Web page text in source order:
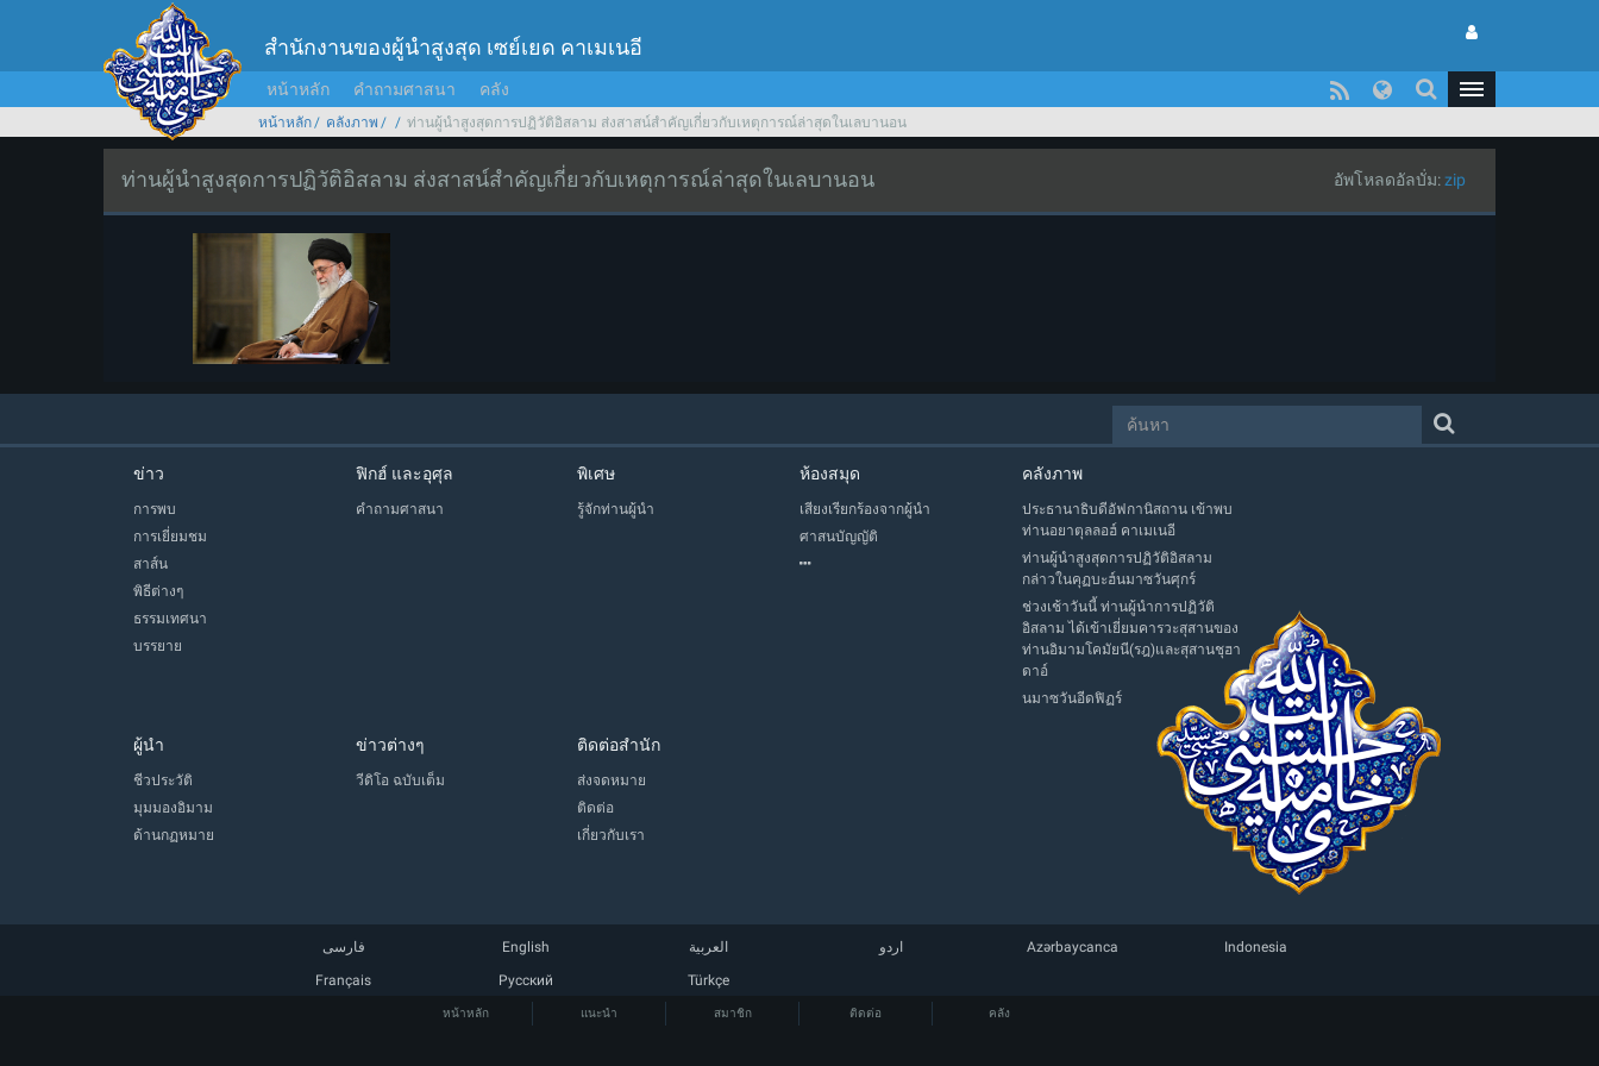
สำนักงานของผู้นำสูงสุด เซย์เยด คาเมเนอี
หน้าหลัก คำถามศาสนา คลัง
หน้าหลัก คลังภาพ ท่านผู้นำสูงสุดการปฏิวัติอิสลาม ส่งสาสน์สำคัญเกี่ยวกับเหตุการณ์ล่าสุดในเลบานอน
ท่านผู้นำสูงสุดการปฏิวัติอิสลาม ส่งสาสน์สำคัญเกี่ยวกับเหตุการณ์ล่าสุดในเลบานอน อัพโหลดอัลบั่ม:zip
ข่าว
การพบ
การเยี่ยมชม
สาส์น
พิธีต่างๆ
ธรรมเทศนา
บรรยาย
ฟิกฮ์ และอุศุล
คำถามศาสนา
พิเศษ
รู้จักท่านผู้นำ
ห้องสมุด
เสียงเรียกร้องจากผู้นำ
ศาสนบัญญัติ
คลังภาพ
ประธานาธิบดีอัฟกานิสถาน เข้าพบ
ท่านอยาตุลลอฮ์ คาเมเนอี
ท่านผู้นำสูงสุดการปฏิวัติอิสลาม
กล่าวในคุฏบะฮ์นมาซวันศุกร์
ช่วงเช้าวันนี้ ท่านผู้นำการปฏิวัติ
อิสลาม ได้เข้าเยี่ยมคารวะสุสานของ
ท่านอิมามโคมัยนี(รฎ)และสุสานชุฮา
ดาอ์
นมาซวันอีดฟิฏร์
ผู้นำ
ชีวประวัติ
มุมมองอิมาม
ด้านกฏหมาย
ข่าวต่างๆ
วีดิโอ ฉบับเต็ม
ติดต่อสำนัก
ส่งจดหมาย
ติดต่อ
เกี่ยวกับเรา
فارسی English العربية اردو Azərbaycanca
Indonesia
Français
Русский Türkçe
หน้าหลัก แนะนำ สมาชิก ติดต่อ คลัง